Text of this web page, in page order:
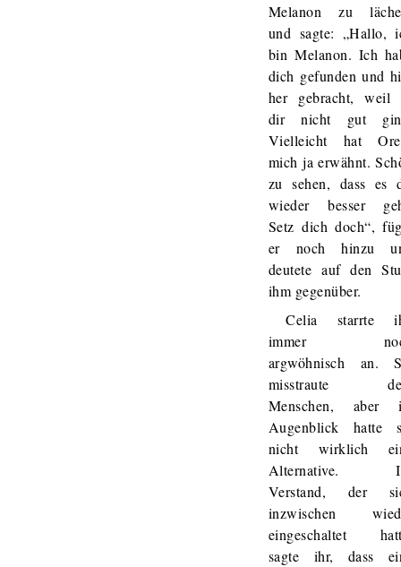
Melanon zu
und sagte: „Hallo,
bin Melanon. Ich
dich gefunden und
her gebracht, weil
dir nicht gut
Vielleicht hat
mich ja erwähnt.
zu sehen, dass es
wieder besser
Setz dich doch“,
er noch hinzu
deutete auf den
ihm gegenüber.
Celia starrte
immer
argwöhnisch an.
misstraute
Menschen, aber
Augenblick hatte
nicht wirklich
Alternative.
Verstand, der
inzwischen
eingeschaltet
sagte ihr, dass